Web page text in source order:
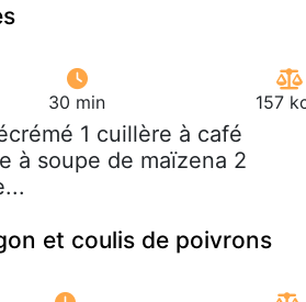
30 min 157
1 cuillère à café
à soupe de maïzena 2
et coulis de poivrons